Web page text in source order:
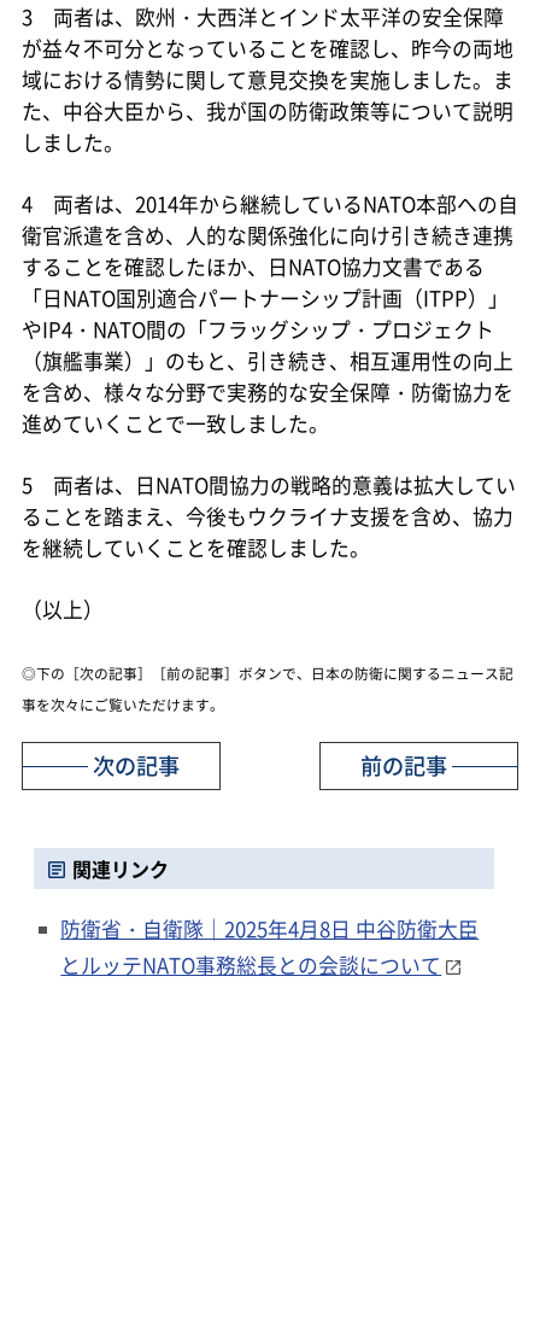
3 両者は、欧州・大西洋とインド太平洋の安全保障
が益々不可分となっていることを確認し、昨今の両地
域における情勢に関して意見交換を実施しました。ま
た、中谷大臣から、我が国の防衛政策等について説明
しました。
4 両者は、2014年から継続しているNATO本部への自
衛官派遣を含め、人的な関係強化に向け引き続き連携
することを確認したほか、日NATO協力文書である
「日NATO国別適合パートナーシップ計画（ITPP）」
やIP4・NATO間の「フラッグシップ・プロジェクト
（旗艦事業）」のもと、引き続き、相互運用性の向上
を含め、様々な分野で実務的な安全保障・防衛協力を
進めていくことで一致しました。
5 両者は、日NATO間協力の戦略的意義は拡大してい
ることを踏まえ、今後もウクライナ支援を含め、協力
を継続していくことを確認しました。
（以上）
◎下の［次の記事］［前の記事］ボタンで、日本の防衛に関するニュース記
事を次々にご覧いただけます。
前の記事
次の記事
関連リンク
防衛省・自衛隊｜2025年4月8日 中谷防衛大臣
とルッテNATO事務総長との会談について